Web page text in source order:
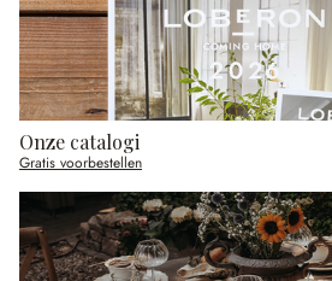
Onze catalogi
Gratis voorbestellen